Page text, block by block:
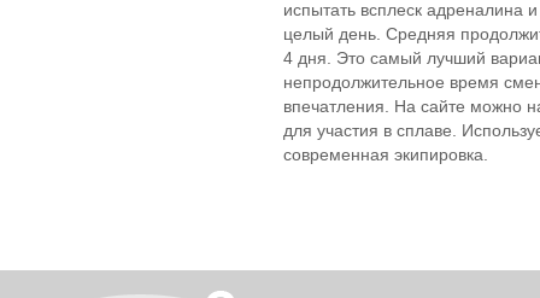
испытать всплеск адреналина
целый день. Средняя
4 дня. Это самый лучший
непродолжительное время
впечатления. На сайте можно
для участия в сплаве.
современная экипировка.